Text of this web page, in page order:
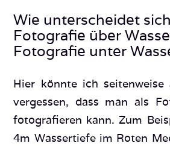
Wie unterscheidet
Fotografie über
Fotografie unter
Hier könnte ich seitenweise
vergessen, dass man als
fotografieren kann. Zum
4m Wassertiefe im Roten